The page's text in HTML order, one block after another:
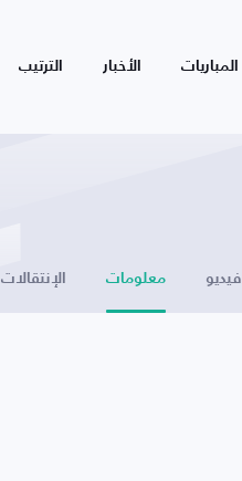
المباريات الأخبار الترتيب
فيديو معلومات الإنتقالات